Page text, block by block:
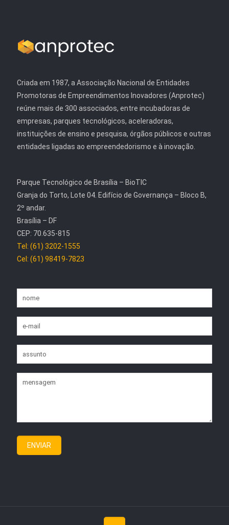
Criada em 1987, a Associação Nacional de Entidades
Promotoras de Empreendimentos Inovadores (Anprotec)
reúne mais de 300 associados, entre incubadoras de
empresas, parques tecnológicos, aceleradoras,
instituições de ensino e pesquisa, órgãos públicos e outras
entidades ligadas ao empreendedorismo e à inovação.
Parque Tecnológico de Brasília – BioTIC
Granja do Torto, Lote 04. Edifício de Governança – Bloco B,
2º andar.
Brasília – DF
CEP: 70.635-815
Tel: (61) 3202-1555
Cel: (61) 98419-7823